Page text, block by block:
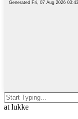
at lukke